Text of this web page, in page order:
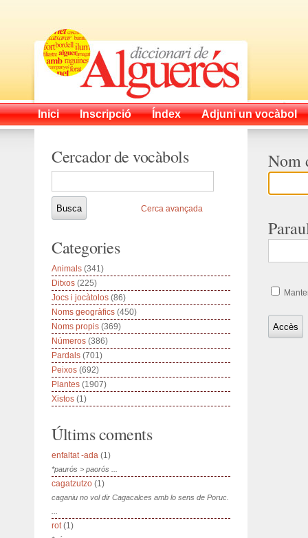
Inici Inscripció Índex Adjuni un vocàbol
Nom
Cercador de vocàbols
Cerca avançada
Categories
Animals (341)
Ditxos (225)
Jocs i jocàtolos (86)
Noms geogràfics (450)
Noms propis (369)
Números (386)
Pardals (701)
Peixos (692)
Plantes (1907)
Xistos (1)
Últims coments
enfaltat -ada (1)
*paurós > paorós ...
cagatzutzo (1)
caganiu no vol dir Cagacalces amb lo sens de Poruc.
rot(1)